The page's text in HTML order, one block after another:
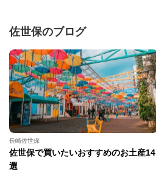
佐世保のブログ
長崎佐世保
佐世保で買いたいおすすめのお土産14
選